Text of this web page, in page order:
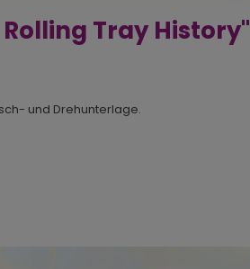
Tray History"
und Drehunterlage.